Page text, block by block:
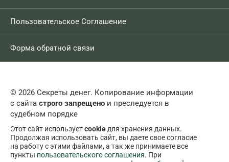
Пользовательское Соглашение
Форма обратной связи
© 2026 Секреты денег. Копирование информации
с сайта строго запрещено и преследуется в
судебном порядке
Этот сайт используетcookie для хранения данных.
Продолжая использовать сайт, вы даете свое согласие
на работу с этими файлами, а так же принимаете все
пункты пользовательского соглашения. При